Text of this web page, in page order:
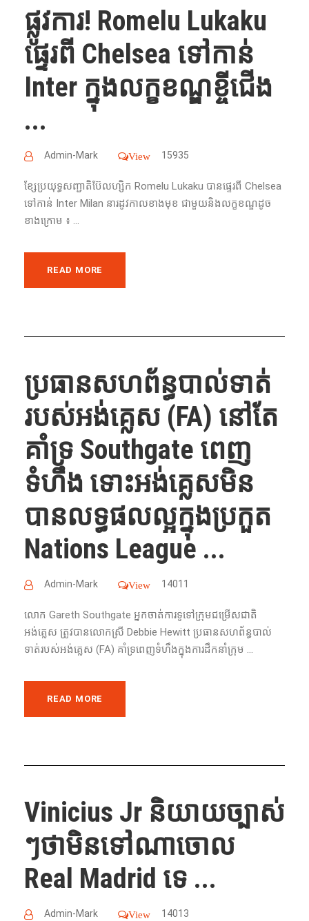
ផ្លូវការ! Romelu Lukaku
ផ្ទេរពី Chelsea ទៅកាន់
Inter ក្នុងលក្ខខណ្ឌខ្ចីជើង
...
Admin-Mark View 15935
ខ្សែប្រយុទ្ធសញ្ជាតិប៊ែលហ្សិក Romelu Lukaku បានផ្ទេរពី Chelsea
ទៅកាន់ Inter Milan នារដូវកាលខាងមុខ ជាមួយនិងលក្ខខណ្ឌដូច
ខាងក្រោម ៖ ...
READ MORE
ប្រធាន​សហព័ន្ធ​បាល់ទាត់​
របស់​អង់គ្លេស​ (FA) នៅតែ
គាំទ្រ Southgate ពេញ
ទំហឹង ទោះ​​អង់គ្លេស​មិន​​
បាន​លទ្ធផល​ល្អ​ក្នុង​ប្រកួត​
Nations League ...
Admin-Mark View 14011
លោក​ Gareth Southgate អ្នក​ចាត់ការ​ទូទៅក្រុម​ជម្រើសជាតិ​
អង់គ្លេស​ ត្រូវ​បាន​លោក​ស្រី​ Debbie Hewitt ប្រធាន​សហព័ន្ធ​បាល់
ទាត់​របស់​អង់គ្លេស​ (FA) គាំទ្រពេញទំហឹង​​ក្នុងការ​ដឹកនាំ​ក្រុម ...
READ MORE
Vinicius Jr និយាយ​ច្បាស់​
ៗ​ថា​មិនទៅណាចោល
Real Madrid ទេ ...
Admin-Mark View 14013